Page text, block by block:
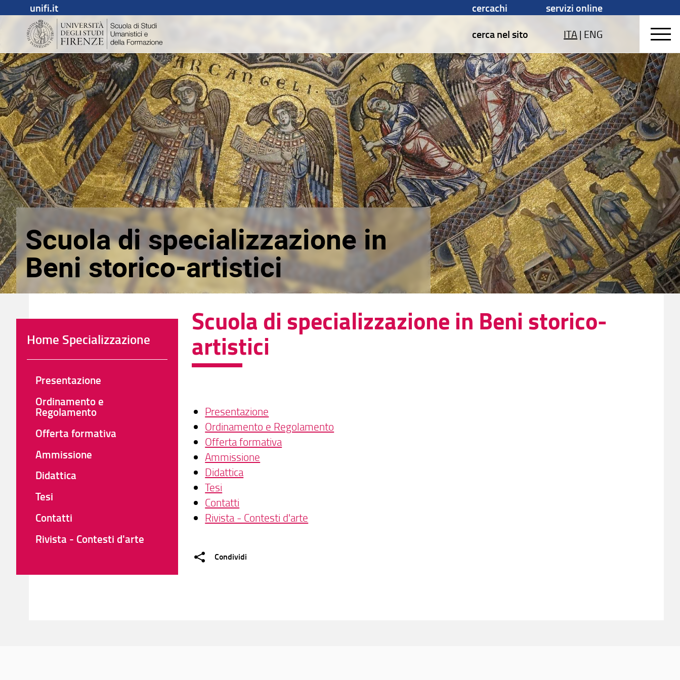
unifi.it cercachi
servizi online
cerca nel sito
ITA| ENG
Scuola di specializzazione in
Beni storico-artistici
Scuola di specializzazione in Beni storico-
artistici
Presentazione
Ordinamento e Regolamento
Offerta formativa
Ammissione
Didattica
Tesi
Contatti
Rivista - Contesti d'arte
Condividi
Home Specializzazione
Presentazione
Ordinamento e
Regolamento
Offerta formativa
Ammissione
Didattica
Tesi
Contatti
Rivista - Contesti d'arte